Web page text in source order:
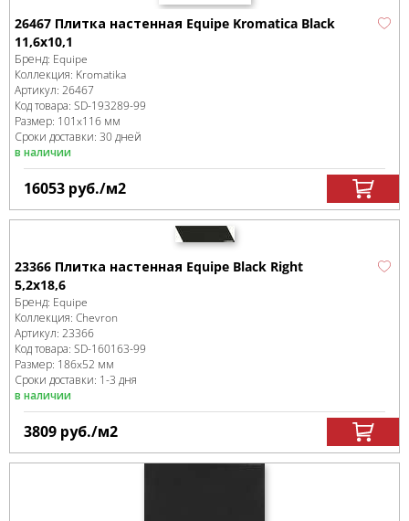
26467 Плитка настенная Equipe Kromatica Black
11,6x10,1
Бренд: Equipe
Коллекция: Kromatika
Артикул: 26467
Код товара: SD-193289-99
Размер: 101x116 мм
Сроки доставки: 30 дней
в наличии
16053 руб./м2
23366 Плитка настенная Equipe Black Right
5,2x18,6
Бренд: Equipe
Коллекция: Chevron
Артикул: 23366
Код товара: SD-160163-99
Размер: 186x52 мм
Сроки доставки: 1-3 дня
в наличии
3809 руб./м2